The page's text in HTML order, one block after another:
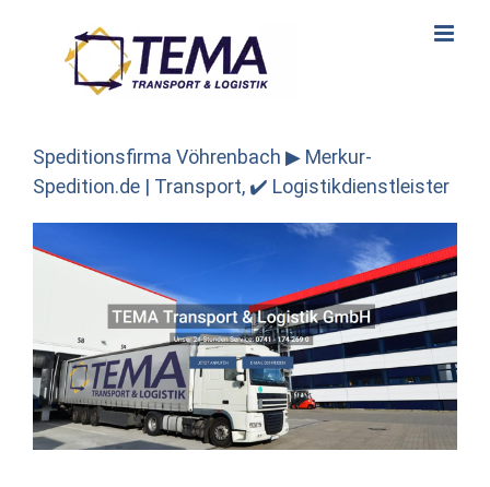
Speditionsfirma Vöhrenbach ▶︎ Merkur-
Spedition.de | Transport, ✔️ Logistikdienstleister